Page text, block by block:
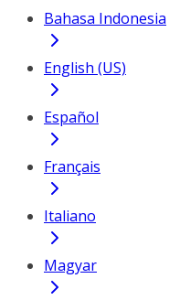
Bahasa Indonesia
English (US)
Español
Français
Italiano
Magyar